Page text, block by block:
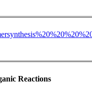
Reactions